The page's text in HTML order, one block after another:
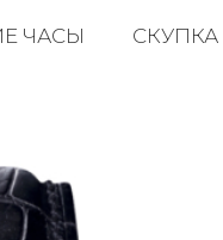
ЧАСЫ СКУПКА